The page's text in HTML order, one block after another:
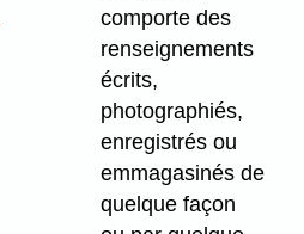
comporte des
renseignements
écrits,
photographiés,
enregistrés ou
emmagasinés de
quelque façon